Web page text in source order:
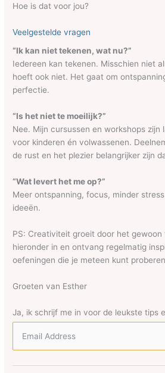
Hoe is dat voor jou?
Veelgestelde vragen
“Ik kan niet tekenen, wat nu?”
Iedereen kan tekenen. Misschien niet
hoeft ook niet. Het gaat om
perfectie.
“Is het niet te moeilijk?”
Nee. Mijn cursussen en workshops zijn
voor kinderen én volwassenen.
de rust en het plezier belangrijker zijn
“Wat levert het me op?”
Meer ontspanning, focus, minder
ideeën.
PS: Creativiteit groeit door het gewoon
hieronder in en ontvang regelmatig
oefeningen die je meteen kunt
Groeten van Esther
Ja, ik schrijf me in voor de leukste tips